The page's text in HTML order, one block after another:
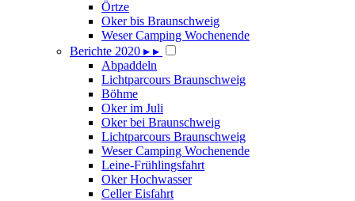
Örtze
Oker bis Braunschweig
Weser Camping Wochenende
Berichte 2020 ▸ ▸
Abpaddeln
Lichtparcours Braunschweig
Böhme
Oker im Juli
Oker bei Braunschweig
Lichtparcours Braunschweig
Weser Camping Wochenende
Leine-Frühlingsfahrt
Oker Hochwasser
Celler Eisfahrt